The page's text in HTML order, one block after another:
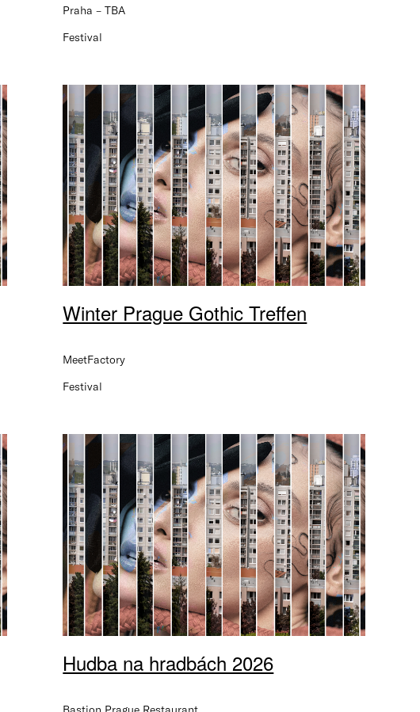
Praha – TBA
Festival
Winter Prague Gothic Treffen
MeetFactory
Festival
Hudba na hradbách 2026
Bastion Prague Restaurant